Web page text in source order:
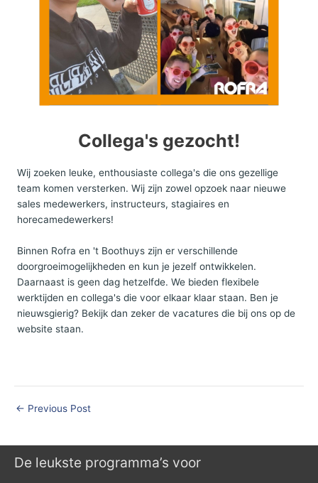
Collega's gezocht!
Wij zoeken leuke, enthousiaste collega's die ons gezellige
team komen versterken. Wij zijn zowel opzoek naar nieuwe
sales medewerkers, instructeurs, stagiaires en
horecamedewerkers!
Binnen Rofra en 't Boothuys zijn er verschillende
doorgroeimogelijkheden en kun je jezelf ontwikkelen.
Daarnaast is geen dag hetzelfde. We bieden flexibele
werktijden en collega's die voor elkaar klaar staan. Ben je
nieuwsgierig? Bekijk dan zeker de vacatures die bij ons op de
website staan.
← Previous Post
De leukste programma’s voor